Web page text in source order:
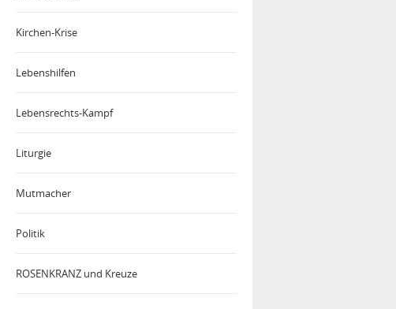
Kirchen-Krise
Lebenshilfen
Lebensrechts-Kampf
Liturgie
Mutmacher
Politik
ROSENKRANZ und Kreuze